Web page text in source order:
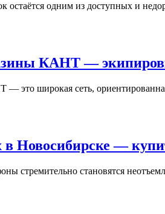
остаётся одним из доступных и
КАНТ —
это широкая сеть,
в Новосибирске —
стремительно становятся